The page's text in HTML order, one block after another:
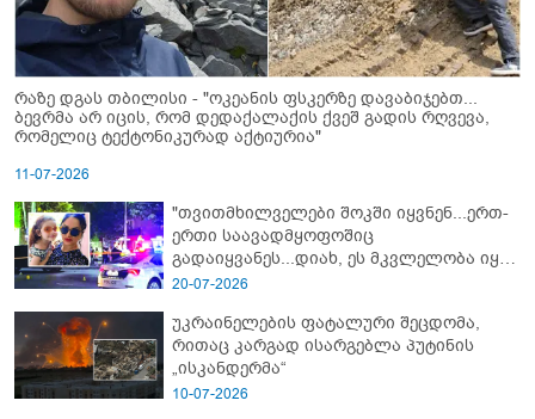
რაზე დგას თბილისი - "ოკეანის ფსკერზე დავაბიჯებთ...
ბევრმა არ იცის, რომ დედაქალაქის ქვეშ გადის რღვევა,
რომელიც ტექტონიკურად აქტიურია"
11-07-2026
"თვითმხილველები შოკში იყვნენ...ერთ-
ერთი საავადმყოფოშიც
გადაიყვანეს...დიახ, ეს მკვლელობა იყო"
- გორში დატრიალებული ტრაგედიის
20-07-2026
უკრაინელების ფატალური შეცდომა,
რითაც კარგად ისარგებლა პუტინის
„ისკანდერმა“
10-07-2026